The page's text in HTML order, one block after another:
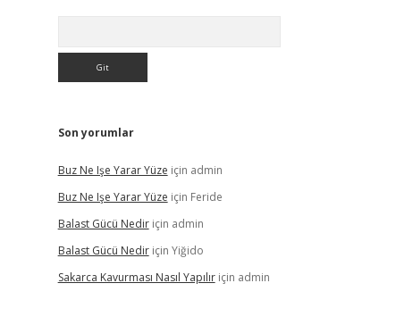
Son yorumlar
Buz Ne Işe Yarar Yüze için admin
Buz Ne Işe Yarar Yüze için Feride
Balast Gücü Nediriçin admin
Balast Gücü Nediriçin Yiğido
Sakarca Kavurması Nasıl Yapılıriçin admin